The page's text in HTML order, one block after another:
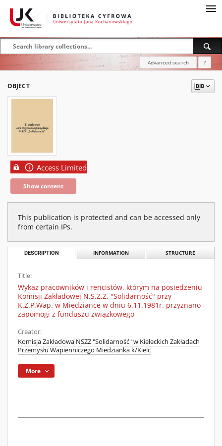
Advanced search ?
OBJECT
Access Limited
Show content
This publication is protected and can be accessed only
from certain IPs.
DESCRIPTION INFORMATION STRUCTURE
Title:
Wykaz pracowników i rencistów, którym na posiedzeniu
Komisji Zakładowej N.S.Z.Z. "Solidarność" przy
K.Z.P.Wap. w Miedziance w dniu 6.11.1981r. przyznano
zapomogi z funduszu związkowego
Creator:
Komisja Zakładowa NSZZ "Solidarność" w Kieleckich Zakładach
Przemysłu Wapienniczego Miedzianka k/Kielc
More